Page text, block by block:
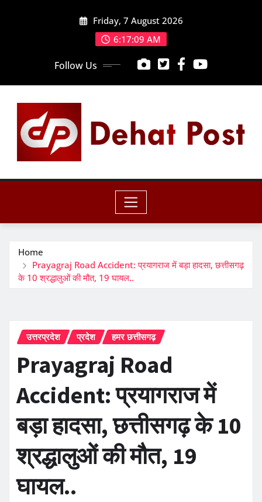
Friday, 7 August 2026
6:17:10 AM
Follow Us
Home
Prayagraj Road Accident: प्रयागराज में बड़ा हादसा, छत्तीसगढ़
के 10 श्रद्धालुओं की मौत, 19 घायल..
उत्तरप्रदेश प्रदेश हमर छत्तीसगढ़
Prayagraj Road
Accident: प्रयागराज में
बड़ा हादसा, छत्तीसगढ़ के 10
श्रद्धालुओं की मौत, 19
घायल..